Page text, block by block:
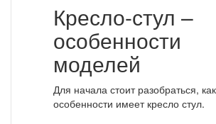
Кресло-стул –
особенности
моделей
Для начала стоит разобраться,
особенности имеет кресло стул.